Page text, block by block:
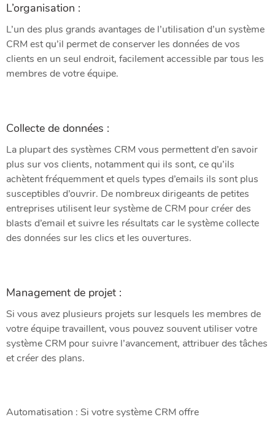
L’organisation :
L’un des plus grands avantages de l’utilisation d’un système
CRM est qu’il permet de conserver les données de vos
clients en un seul endroit, facilement accessible par tous les
membres de votre équipe.
Collecte de données :
La plupart des systèmes CRM vous permettent d’en savoir
plus sur vos clients, notamment qui ils sont, ce qu’ils
achètent fréquemment et quels types d’emails ils sont plus
susceptibles d’ouvrir. De nombreux dirigeants de petites
entreprises utilisent leur système de CRM pour créer des
blasts d’email et suivre les résultats car le système collecte
des données sur les clics et les ouvertures.
Management de projet :
Si vous avez plusieurs projets sur lesquels les membres de
votre équipe travaillent, vous pouvez souvent utiliser votre
système CRM pour suivre l’avancement, attribuer des tâches
et créer des plans.
Automatisation : Si votre système CRM offre